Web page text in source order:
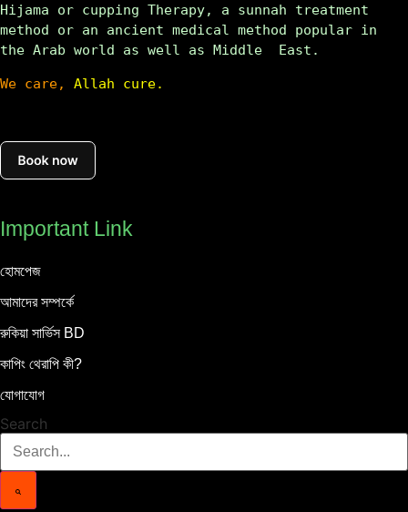
Hijama or cupping Therapy, a sunnah treatment
method or an ancient medical method popular in
the Arab world as well as Middle  East.
We care, Allah cure.
Important Link
হোমপেজ
আমাদের সম্পর্কে
রুকিয়া সার্ভিস BD
কাপিং থেরাপি কী?
যোগাযোগ
Search